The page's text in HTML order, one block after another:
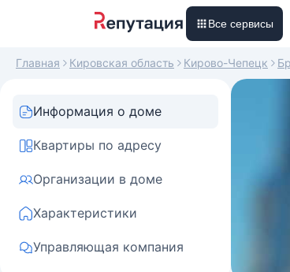
Все сервисы
Главная Кировская область Кирово-Чепецк
Информация о доме
Квартиры по адресу
Организации в доме
Характеристики
Управляющая компания